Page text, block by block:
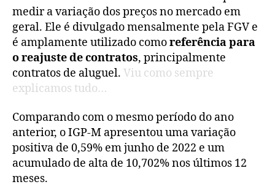
medir a variação dos preços no mercado em
geral. Ele é divulgado mensalmente pela FGV e
é amplamente utilizado comoreferência para
o reajuste de contratos, principalmente
contratos de aluguel. Viu como sempre
explicamos tudo…
Comparando com o mesmo período do ano
anterior, o IGP-M apresentou uma variação
positiva de 0,59% em junho de 2022 e um
acumulado de alta de 10,702% nos últimos 12
meses.